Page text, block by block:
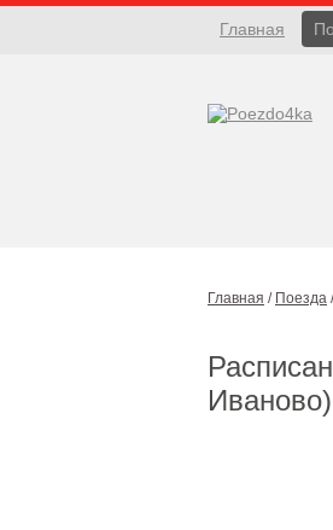
Главная
Главная / Поезда
Иваново)